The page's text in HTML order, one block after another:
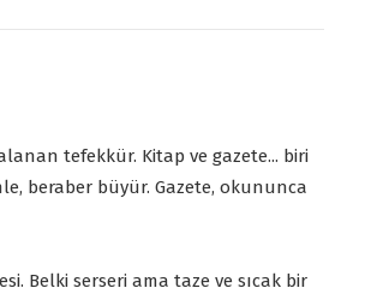
tefekkür. Kitap ve gazete... biri
beraber büyür. Gazete, okununca
Belki serseri ama taze ve sıcak bir